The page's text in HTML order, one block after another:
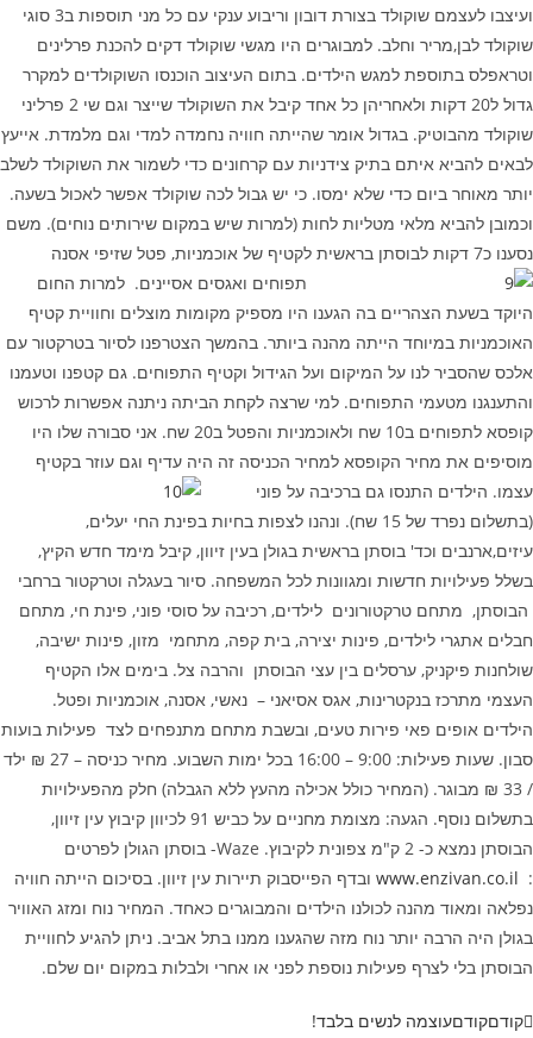
ועיצבו לעצמם שוקולד בצורת דובון וריבוע ענקי עם כל מני תוספות ב3 סוגי
שוקולד לבן,מריר וחלב. למבוגרים היו מגשי שוקולד דקים להכנת פרלינים
וטראפלס בתוספת למגש הילדים. בתום העיצוב הוכנסו השוקולדים למקרר
גדול ל20 דקות ולאחריהן כל אחד קיבל את השוקולד שייצר וגם שי 2 פרליני
שוקולד מהבוטיק. בגדול אומר שהייתה חוויה נחמדה למדי וגם מלמדת. אייעץ
לבאים להביא איתם בתיק צידניות עם קרחונים כדי לשמור את השוקולד לשלב
יותר מאוחר ביום כדי שלא ימסו. כי יש גבול לכה שוקולד אפשר לאכול בשעה.
וכמובן להביא מלאי מטליות לחות (למרות שיש במקום שירותים נוחים). משם
נסענו כ7 דקות לבוסתן בראשית לקטיף של אוכמניות, פטל שזיפי אסנה
תפוחים ואגסים אסיינים. למרות החום
היוקד בשעת הצהריים בה הגענו היו מספיק מקומות מוצלים וחוויית קטיף
האוכמניות במיוחד הייתה מהנה ביותר. בהמשך הצטרפנו לסיור בטרקטור עם
אלכס שהסביר לנו על המיקום ועל הגידול וקטיף התפוחים. גם קטפנו וטעמנו
והתענגנו מטעמי התפוחים. למי שרצה לקחת הביתה ניתנה אפשרות לרכוש
קופסא לתפוחים ב10 שח ולאוכמניות והפטל ב20 שח. אני סבורה שלו היו
מוסיפים את מחיר הקופסא למחיר הכניסה זה היה עדיף וגם עוזר בקטיף
עצמו. הילדים התנסו גם ברכיבה על פוני
(בתשלום נפרד של 15 שח). ונהנו לצפות בחיות בפינת החי יעלים,
עיזים,ארנבים וכד' בוסתן בראשית בגולן בעין זיוון, קיבל מימד חדש הקיץ,
בשלל פעילויות חדשות ומגוונות לכל המשפחה. סיור בעגלה וטרקטור ברחבי
הבוסתן, מתחם טרקטורונים לילדים, רכיבה על סוסי פוני, פינת חי, מתחם
חבלים אתגרי לילדים, פינות יצירה, בית קפה, מתחמי מזון, פינות ישיבה,
שולחנות פיקניק, ערסלים בין עצי הבוסתן והרבה צל. בימים אלו הקטיף
העצמי מתרכז בנקטרינות, אגס אסיאני – נאשי, אסנה, אוכמניות ופטל.
הילדים אופים פאי פירות טעים, ובשבת מתחם מתנפחים לצד פעילות בועות
סבון. שעות פעילות: 9:00 – 16:00 בכל ימות השבוע. מחיר כניסה – 27 ₪ ילד
/ 33 ₪ מבוגר. (המחיר כולל אכילה מהעץ ללא הגבלה) חלק מהפעילויות
בתשלום נוסף. הגעה: מצומת מחניים על כביש 91 לכיוון קיבוץ עין זיוון,
הבוסתן נמצא כ- 2 ק"מ צפונית לקיבוץ. Waze- בוסתן הגולן לפרטים
:
www.enzivan.co.il ובדף הפייסבוק תיירות עין זיוון. בסיכום הייתה חוויה
נפלאה ומאוד מהנה לכולנו הילדים והמבוגרים כאחד. המחיר נוח ומזג האוויר
בגולן היה הרבה יותר נוח מזה שהגענו ממנו בתל אביב. ניתן להגיע לחוויית
הבוסתן בלי לצרף פעילות נוספת לפני או אחרי ולבלות במקום יום שלם.
קודםקודםעוצמה לנשים בלבד!